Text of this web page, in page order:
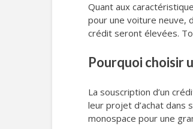
Quant aux
pour une voiture neuve,
crédit seront élevées.
Pourquoi choisir
La souscription d’un
leur projet d’achat dans
monospace pour une